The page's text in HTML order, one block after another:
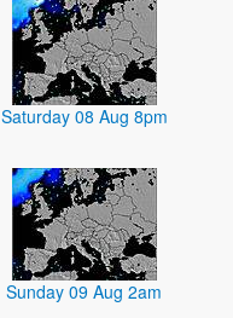
Saturday 08 Aug 8pm
Sunday 09 Aug 2am